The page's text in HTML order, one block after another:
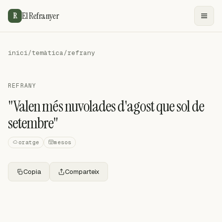
R El Refranyer
inici/temàtica/refrany
REFRANY
"Valen més nuvolades d'agost que sol de
setembre"
oratge mesos
Copia Comparteix